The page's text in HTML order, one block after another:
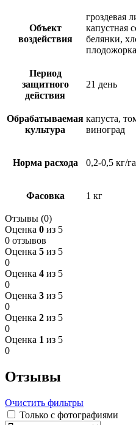
Объект
воздействия
гроздевая
капустная
белянки,
плодожорка
Период
защитного
действия
21 день
Обрабатываемая
культура
капуста,
виноград
Норма расхода 0,2-0,5 кг/га
Фасовка 1 кг
Отзывы (0)
Оценка 0 из 5
0 отзывов
Оценка 5 из 5
0
Оценка 4 из 5
0
Оценка 3 из 5
0
Оценка 2 из 5
0
Оценка 1 из 5
0
Отзывы
Очистить фильтры
Только с фотографиями